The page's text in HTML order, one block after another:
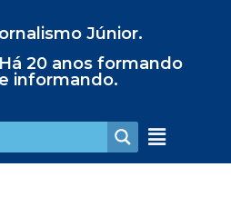
Júnior.
Há 20 anos formando
e informando.